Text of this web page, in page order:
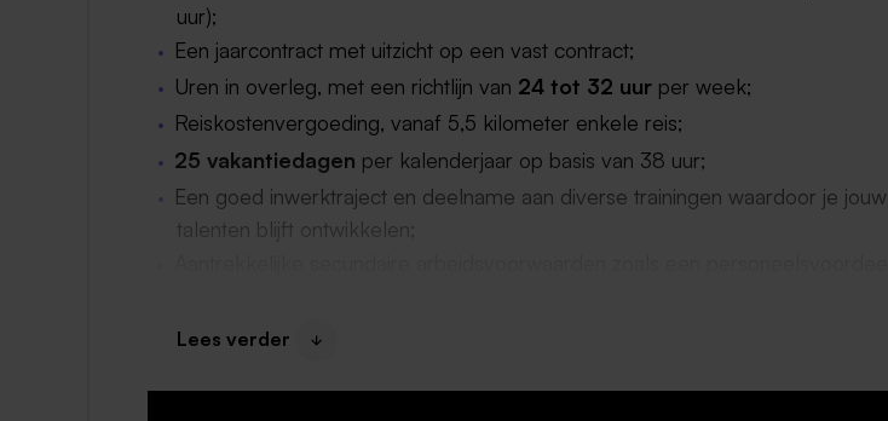
uur);
Een jaarcontract met uitzicht op een vast contract;
Uren in overleg, met een richtlijn van 24 tot 32 uur per week;
Reiskostenvergoeding, vanaf 5,5 kilometer enkele reis;
25 vakantiedagen per kalenderjaar op basis van 38 uur;
Een goed inwerktraject en deelname aan diverse trainingen waardoor je jouw
talenten blijft ontwikkelen;
krijgt 20% korting in de shops en op Center Parcs boekingen;
België, Duitsland of Frankrijk
Lees verder